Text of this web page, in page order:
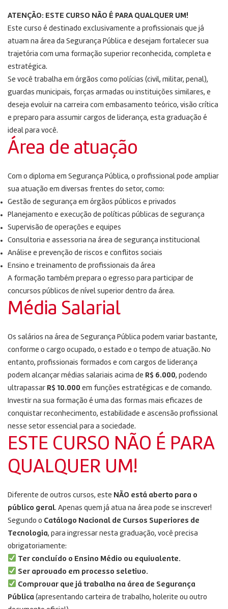
ATENÇÃO: ESTE CURSO NÃO É PARA QUALQUER UM!
Este curso é destinado exclusivamente a profissionais que já
atuam na área da Segurança Pública e desejam fortalecer sua
trajetória com uma formação superior reconhecida, completa e
estratégica.
Se você trabalha em órgãos como polícias (civil, militar, penal),
guardas municipais, forças armadas ou instituições similares, e
deseja evoluir na carreira com embasamento teórico, visão crítica
e preparo para assumir cargos de liderança, esta graduação é
ideal para você.
Área de atuação
Com o diploma em Segurança Pública, o profissional pode ampliar
sua atuação em diversas frentes do setor, como:
Gestão de segurança em órgãos públicos e privados
Planejamento e execução de políticas públicas de segurança
Supervisão de operações e equipes
Consultoria e assessoria na área de segurança institucional
Análise e prevenção de riscos e conflitos sociais
Ensino e treinamento de profissionais da área
A formação também prepara o egresso para participar de
concursos públicos de nível superior dentro da área.
Média Salarial
Os salários na área de Segurança Pública podem variar bastante,
conforme o cargo ocupado, o estado e o tempo de atuação. No
entanto, profissionais formados e com cargos de liderança
podem alcançar médias salariais acima de R$ 6.000, podendo
ultrapassar R$ 10.000 em funções estratégicas e de comando.
Investir na sua formação é uma das formas mais eficazes de
conquistar reconhecimento, estabilidade e ascensão profissional
nesse setor essencial para a sociedade.
ESTE CURSO NÃO É PARA
QUALQUER UM!
Diferente de outros cursos, este NÃO está aberto para o
público geral. Apenas quem já atua na área pode se inscrever!
Segundo o Catálogo Nacional de Cursos Superiores de
Tecnologia, para ingressar nesta graduação, você precisa
obrigatoriamente:
Ter concluído o Ensino Médio ou equivalente.
Ser aprovado em processo seletivo.
Comprovar que já trabalha na área de Segurança
Pública (apresentando carteira de trabalho, holerite ou outro